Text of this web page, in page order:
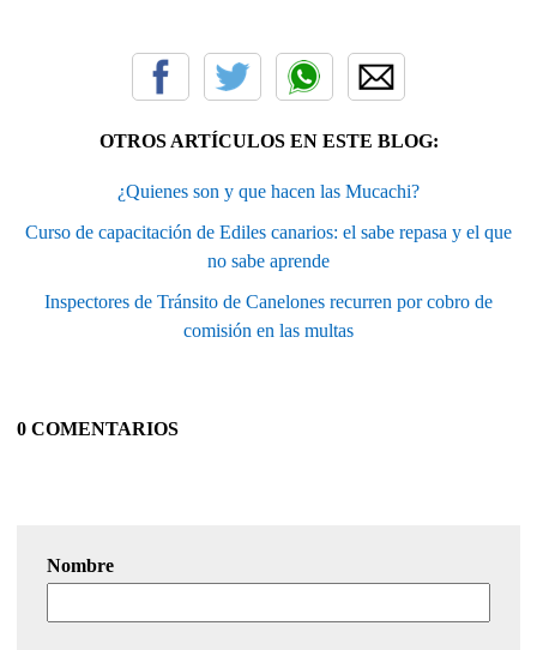
OTROS ARTÍCULOS EN ESTE BLOG:
¿Quienes son y que hacen las Mucachi?
Curso de capacitación de Ediles canarios: el sabe repasa y el que
no sabe aprende
Inspectores de Tránsito de Canelones recurren por cobro de
comisión en las multas
0 COMENTARIOS
Nombre